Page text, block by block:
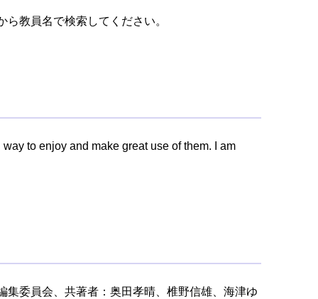
教員名で検索してください。
to enjoy and make great use of them. I am
委員会、共著者：奥田孝晴、椎野信雄、海津ゆ